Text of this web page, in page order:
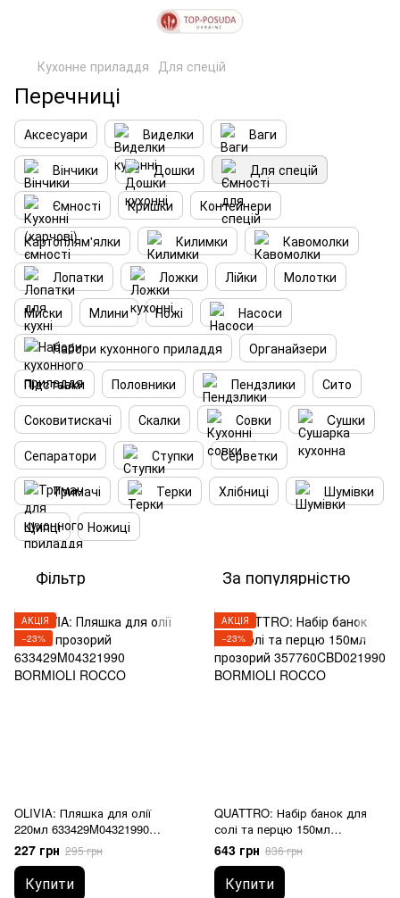
Кухонне приладдя Для спецій
Перечниці
Аксесуари Виделки
Ваги
Вінчики
Дошки
Для спецій
Ємності
Кришки
Контейнери
Картоплям'ялки
Килимки
Кавомолки
Лопатки
Ложки Лійки
Молотки
Миски
Млини Ножі
Насоси
Набори кухонного приладдя
Органайзери
Підставки
Половники Пендзлики
Сито
Соковитискачі
Скалки Совки
Cушки
Сепаратори
Ступки
Серветки
Тримачі
Терки Хлібниці
Шумівки
Щипці
Ножиці
Фільтр За популярністю
АКЦІЯ
−23%
OLIVIA: Пляшка для олії
220мл 633429M04321990
BORMIOLI ROCCO
227 грн 295 грн
Купити
АКЦІЯ
−23%
QUATTRO: Набір банок для
солі та перцю 150мл
357760CBD021990 BORMIOLI
ROCCO
643 грн 836 грн
Купити